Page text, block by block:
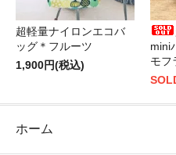
超軽量ナイロンエコバ
ッグ＊フルーツ
1,900円(税込)
mini
モフ
ホーム